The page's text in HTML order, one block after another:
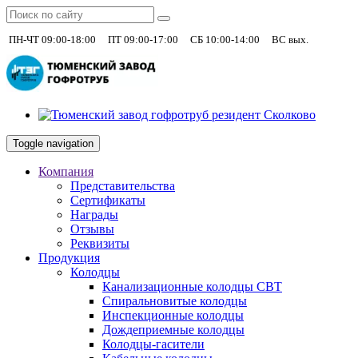
ПН-ЧТ 09:00-18:00 ПТ 09:00-17:00 СБ 10:00-14:00 ВС вых.
Toggle navigation
Компания
Представительства
Сертификаты
Награды
Отзывы
Реквизиты
Продукция
Колодцы
Канализационные колодцы СВТ
Спиральновитые колодцы
Инспекционные колодцы
Дождеприемные колодцы
Колодцы-гасители